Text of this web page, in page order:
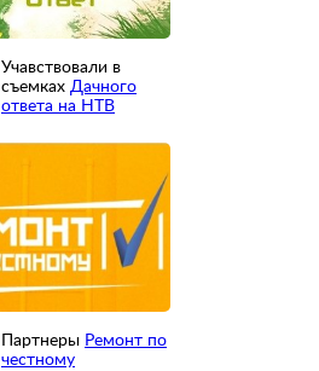
Учавствовали в
съемках Дачного
ответа на НТВ
Партнеры Ремонт по
честному